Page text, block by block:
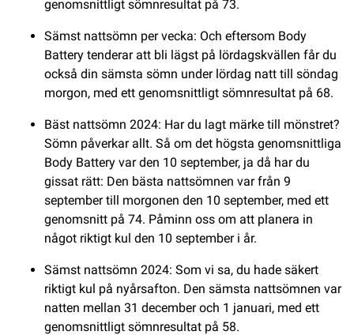
genomsnittligt sömnresultat på 73.
Sämst nattsömn per vecka: Och eftersom Body
Battery tenderar att bli lägst på lördagskvällen får du
också din sämsta sömn under lördag natt till söndag
morgon, med ett genomsnittligt sömnresultat på 68.
Bäst nattsömn 2024: Har du lagt märke till mönstret?
Sömn påverkar allt. Så om det högsta genomsnittliga
Body Battery var den 10 september, ja då har du
gissat rätt: Den bästa nattsömnen var från 9
september till morgonen den 10 september, med ett
genomsnitt på 74. Påminn oss om att planera in
något riktigt kul den 10 september i år.
Sämst nattsömn 2024: Som vi sa, du hade säkert
riktigt kul på nyårsafton. Den sämsta nattsömnen var
natten mellan 31 december och 1 januari, med ett
genomsnittligt sömnresultat på 58.